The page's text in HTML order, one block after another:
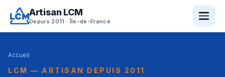
Artisan LCM
Depuis 2011 · Île-de-France
Accueil
LCM — ARTISAN DEPUIS 2011